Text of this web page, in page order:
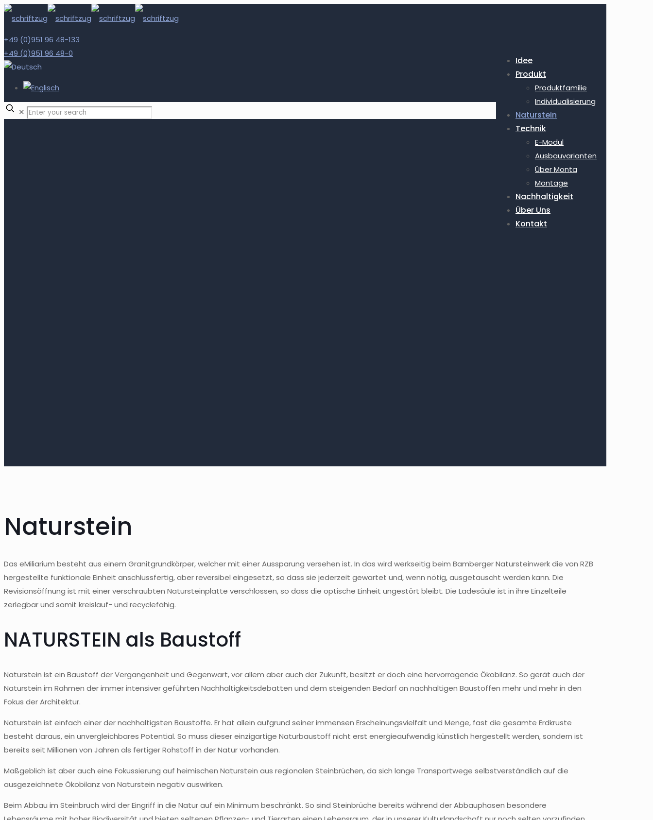
+49 (0)951 96 48-133
Idee
Produkt
Produktfamilie
Individualisierung
Naturstein
Technik
E-Modul
Ausbauvarianten
Über Monta
Montage
Nachhaltigkeit
Über Uns
Kontakt
+49 (0)951 96 48-0
✕
Naturstein
Das eMiliarium besteht aus einem Granitgrundkörper, welcher mit einer Aussparung versehen ist. In das wird werkseitig beim Bamberger Natursteinwerk die von RZB
hergestellte funktionale Einheit anschlussfertig, aber reversibel eingesetzt, so dass sie jederzeit gewartet und, wenn nötig, ausgetauscht werden kann. Die
Revisionsöffnung ist mit einer verschraubten Natursteinplatte verschlossen, so dass die optische Einheit ungestört bleibt. Die Ladesäule ist in ihre Einzelteile
zerlegbar und somit kreislauf- und recyclefähig.
NATURSTEIN als Baustoff
Naturstein ist ein Baustoff der Vergangenheit und Gegenwart, vor allem aber auch der Zukunft, besitzt er doch eine hervorragende Ökobilanz. So gerät auch der
Naturstein im Rahmen der immer intensiver geführten Nachhaltigkeitsdebatten und dem steigenden Bedarf an nachhaltigen Baustoffen mehr und mehr in den
Fokus der Architektur.
Naturstein ist einfach einer der nachhaltigsten Baustoffe. Er hat allein aufgrund seiner immensen Erscheinungsvielfalt und Menge, fast die gesamte Erdkruste
besteht daraus, ein unvergleichbares Potential. So muss dieser einzigartige Naturbaustoff nicht erst energieaufwendig künstlich hergestellt werden, sondern ist
bereits seit Millionen von Jahren als fertiger Rohstoff in der Natur vorhanden.
Maßgeblich ist aber auch eine Fokussierung auf heimischen Naturstein aus regionalen Steinbrüchen, da sich lange Transportwege selbstverständlich auf die
ausgezeichnete Ökobilanz von Naturstein negativ auswirken.
Beim Abbau im Steinbruch wird der Eingriff in die Natur auf ein Minimum beschränkt. So sind Steinbrüche bereits während der Abbauphasen besondere